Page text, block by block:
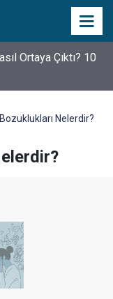
Ortaya Çıktı? 10
Nelerdir?